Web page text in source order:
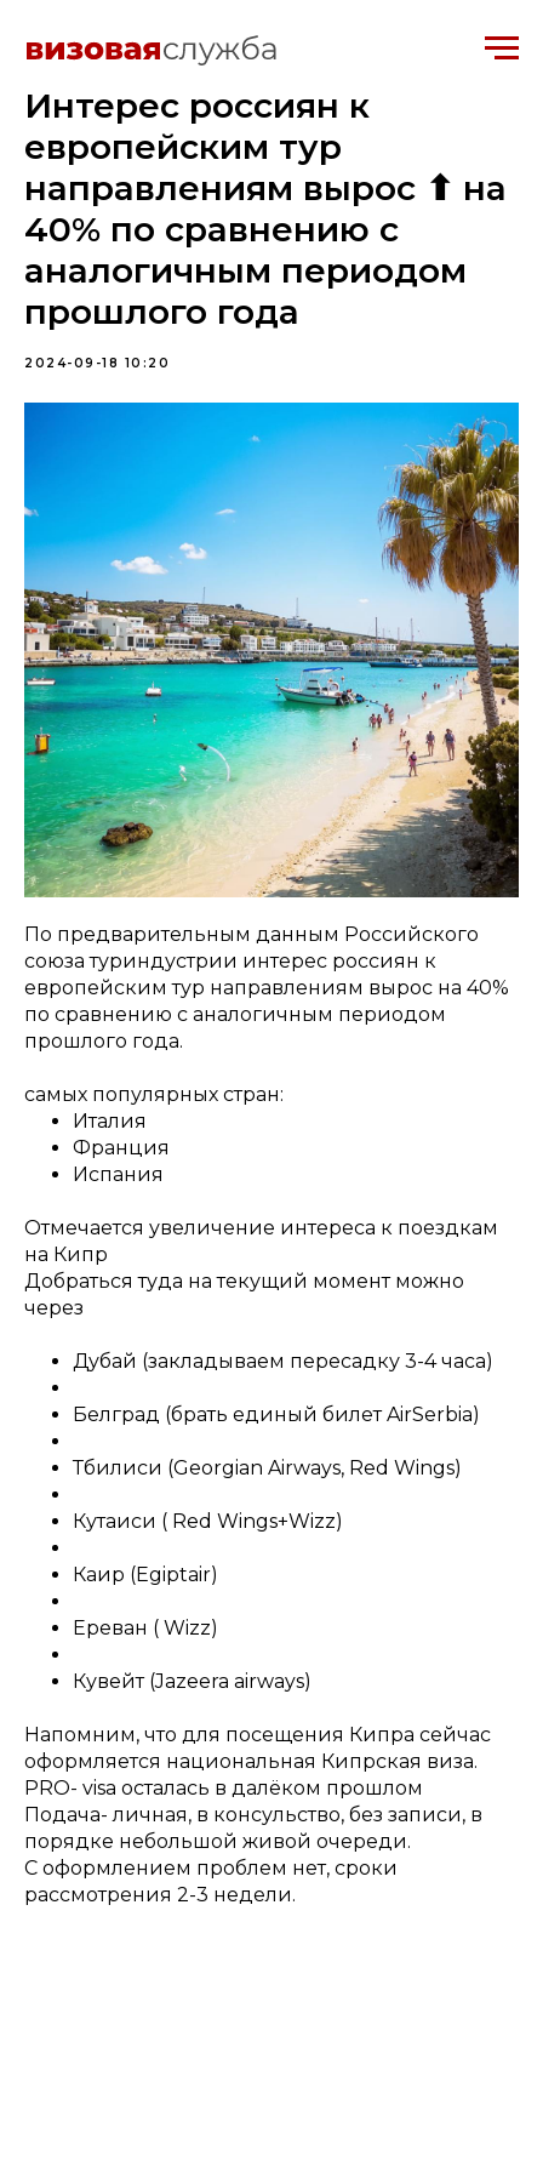
Интерес россиян к
европейским тур
направлениям вырос ⬆ на
40% по сравнению с
аналогичным периодом
прошлого года
2024-09-18 10:20
По предварительным данным Российского
союза туриндустрии интерес россиян к
европейским тур направлениям вырос на 40%
по сравнению с аналогичным периодом
прошлого года.
самых популярных стран:
Италия
Франция
Испания
Отмечается увеличение интереса к поездкам
на Кипр
Добраться туда на текущий момент можно
через
Дубай (закладываем пересадку 3-4 часа)
Белград (брать единый билет AirSerbia)
Тбилиси (Georgian Airways, Red Wings)
Кутаиси ( Red Wings+Wizz)
Каир (Egiptair)
Ереван ( Wizz)
Кувейт (Jazeera airways)
Напомним, что для посещения Кипра сейчас
оформляется национальная Кипрская виза.
PRO- visa осталась в далёком прошлом
Подача- личная, в консульство, без записи, в
порядке небольшой живой очереди.
С оформлением проблем нет, сроки
рассмотрения 2-3 недели.